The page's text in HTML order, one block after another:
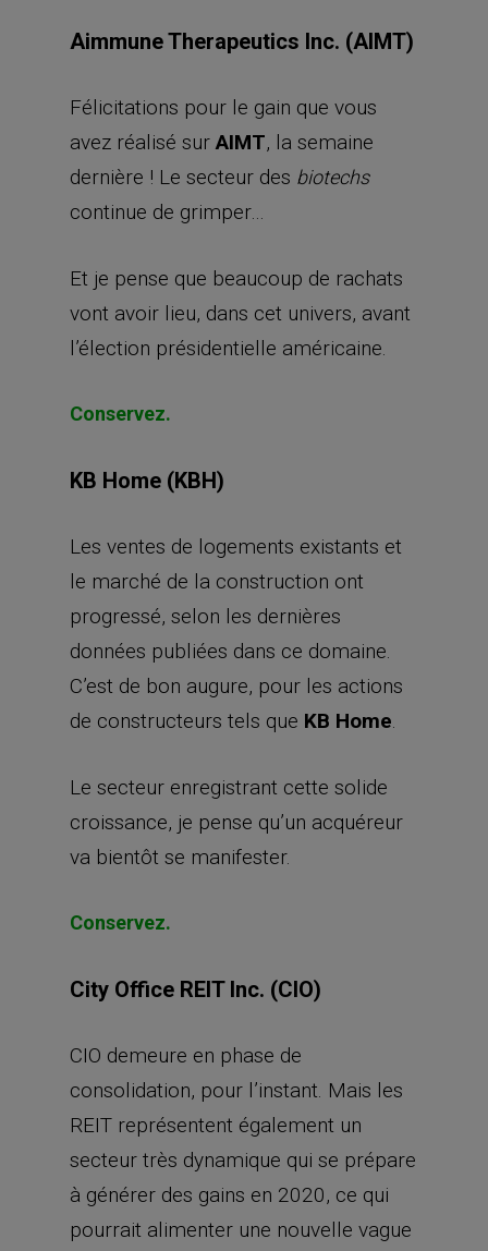
Aimmune Therapeutics Inc. (AIMT)
Félicitations pour le gain que vous
avez réalisé surAIMT, la semaine
dernière ! Le secteur des biotechs
continue de grimper…
Et je pense que beaucoup de rachats
vont avoir lieu, dans cet univers, avant
l’élection présidentielle américaine.
Conservez.
KB Home (KBH)
Les ventes de logements existants et
le marché de la construction ont
progressé, selon les dernières
données publiées dans ce domaine.
C’est de bon augure, pour les actions
de constructeurs tels que KB Home.
Le secteur enregistrant cette solide
croissance, je pense qu’un acquéreur
va bientôt se manifester.
Conservez.
City Office REIT Inc. (CIO)
CIO demeure en phase de
consolidation, pour l’instant. Mais les
REIT représentent également un
secteur très dynamique qui se prépare
à générer des gains en 2020, ce qui
pourrait alimenter une nouvelle vague